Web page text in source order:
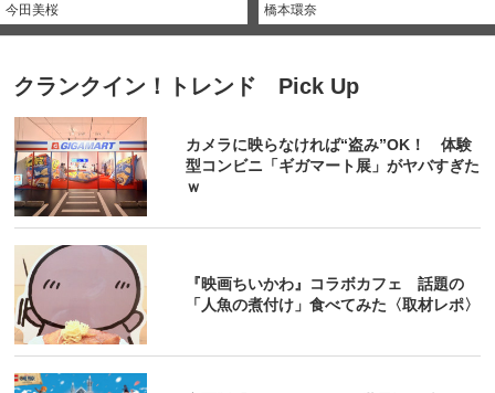
今田美桜 橋本環奈
クランクイン！トレンド Pick Up
カメラに映らなければ“盗み”OK！ 体験
型コンビニ「ギガマート展」がヤバすぎた
ｗ
『映画ちいかわ』コラボカフェ 話題の
「人魚の煮付け」食べてみた〈取材レポ〉